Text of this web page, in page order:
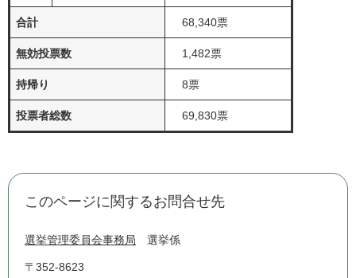
合計 68,340票
無効投票数 1,482票
持帰り 8票
投票者総数 69,830票
このページに関するお問合せ先
選挙管理委員会事務局 選挙係
〒352-8623